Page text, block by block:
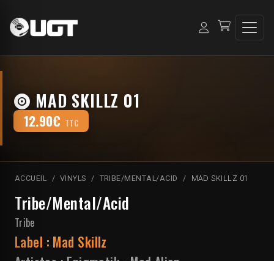
MAD SKILLZ 01
12.90€ TTC
ACCUEIL VINYLS TRIBE/MENTAL/ACID MAD SKILLZ 01
Tribe/Mental/Acid
Tribe
Label : Mad Skillz